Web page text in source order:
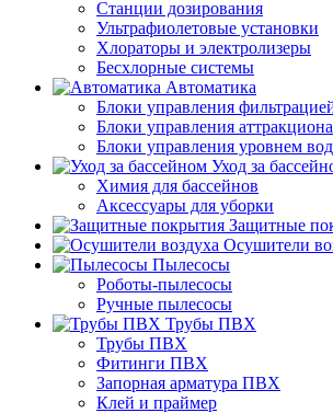
Станции дозирования
Ультрафиолетовые установки
Хлораторы и электролизеры
Бесхлорные системы
Автоматика
Блоки управления
Блоки управления
Блоки управления уровнем
Уход за
Химия для бассейнов
Аксессуары для уборки
Защитные
Осушители
Пылесосы
Роботы-пылесосы
Ручные пылесосы
Трубы ПВХ
Трубы ПВХ
Фитинги ПВХ
Запорная арматура ПВХ
Клей и праймер